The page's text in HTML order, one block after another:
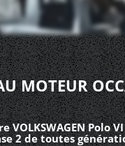
MOTEUR
Polo
2 de toutes